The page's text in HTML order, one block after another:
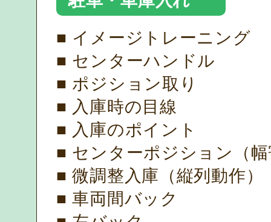
■ イメージトレーニング
■ センターハンドル
■ ポジション取り
■ 入庫時の目線
■ 入庫のポイント
■ センターポジション（
■ 微調整入庫（縦列動作）
■ 車両間バック